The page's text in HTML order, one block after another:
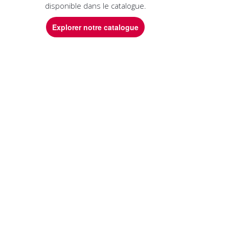
disponible dans le catalogue.
Explorer notre catalogue